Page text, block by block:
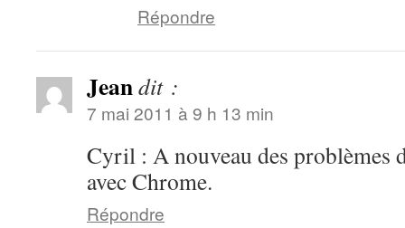
Répondre
Jeandit :
7 mai 2011 à 9 h 13 min
Cyril : A nouveau des problèmes
avec Chrome.
Répondre